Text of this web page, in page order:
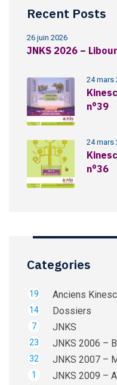
Recent Posts
26 juin 2026
JNKS 2026 –
24 mars
n°39
24 mars
n°36
Categories
Anciens
19
Dossiers
14
JNKS
7
JNKS 2006 –
23
JNKS 2007 –
32
JNKS 2009 –
1